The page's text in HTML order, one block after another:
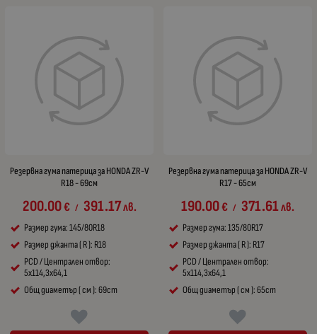
Резервна гума патерица за HONDA ZR-V
R18 - 69см
200.00€ / 391.17лв.
Размер гума: 145/80R18
Размер джанта ( R ): R18
PCD / Централен отвор:
5x114,3x64,1
Общ диаметър ( см ): 69cm
Резервна гума патерица за HONDA ZR-V
R17 - 65см
190.00€ / 371.61лв.
Размер гума: 135/80R17
Размер джанта ( R ): R17
PCD / Централен отвор:
5x114,3x64,1
Общ диаметър ( см ): 65cm